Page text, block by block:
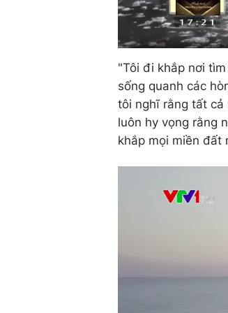
"Tôi đi khắp nơi
sống quanh các
tôi nghĩ rằng tất cả
luôn hy vọng rằng
khắp mọi miền đất